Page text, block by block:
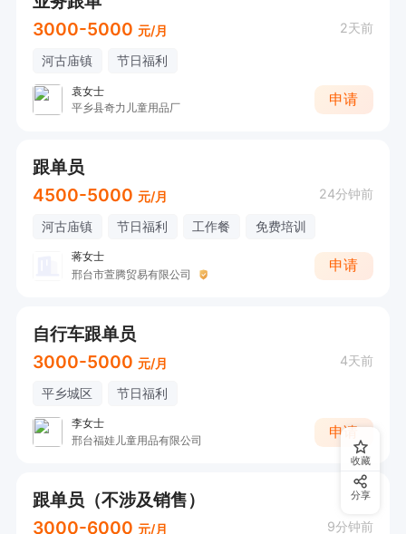
3000-5000 元/月 2天前
河古庙镇 节日福利
袁女士
平乡县奇力儿童用品厂
申请
跟单员
4500-5000 元/月 24分钟前
河古庙镇 节日福利 工作餐 免费培训
蒋女士
邢台市萱腾贸易有限公司
申请
自行车跟单员
3000-5000 元/月 4天前
平乡城区 节日福利
李女士
邢台福娃儿童用品有限公司
申请
跟单员（不涉及销售）
3000-6000 元/月 9分钟前
收藏
分享